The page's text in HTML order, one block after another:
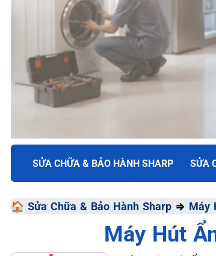
TRUNG TÂM BẢO HÀNH ĐIỆN MÁY VN
SỬA CHỮA &
SHARP
Chất Lượng Tối Ưu - Giá Thành Tối
SỬA CHỮA & BẢO HÀNH SHARP SỬA
🏠 Sửa Chữa & Bảo Hành Sharp ⇒ Máy
Máy Hút